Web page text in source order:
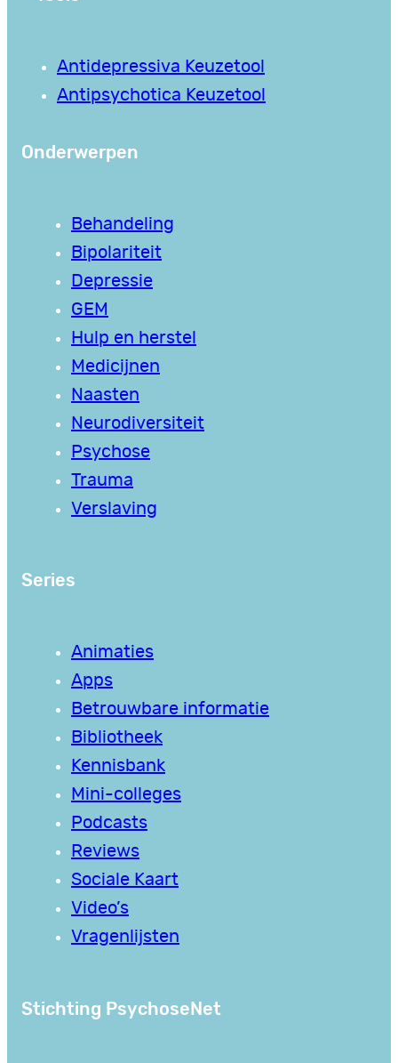
Antidepressiva Keuzetool
Antipsychotica Keuzetool
Onderwerpen
Behandeling
Bipolariteit
Depressie
GEM
Hulp en herstel
Medicijnen
Naasten
Neurodiversiteit
Psychose
Trauma
Verslaving
Series
Animaties
Apps
Betrouwbare informatie
Bibliotheek
Kennisbank
Mini-colleges
Podcasts
Reviews
Sociale Kaart
Video’s
Vragenlijsten
Stichting PsychoseNet